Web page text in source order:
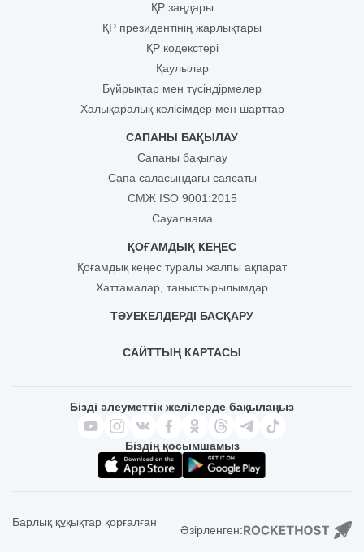
ҚР заңдары
ҚР президентінің жарлықтары
ҚР кодекстері
Қаулылар
Бұйрықтар мен түсіндірмелер
Халықаралық келісімдер мен шарттар
САПАНЫ БАҚЫЛАУ
Сапаны бақылау
Сапа саласындағы саясаты
СМЖ ISO 9001:2015
Сауалнама
ҚОҒАМДЫҚ КЕҢЕС
Қоғамдық кеңес туралы жалпы ақпарат
Хаттамалар, таныстырылымдар
ТӘУЕКЕЛДЕРДІ БАСҚАРУ
САЙТТЫҢ КАРТАСЫ
Бізді әлеуметтік желілерде бақылаңыз
Біздің қосымшамыз
Барлық құқықтар қорғалған
Әзірленген: